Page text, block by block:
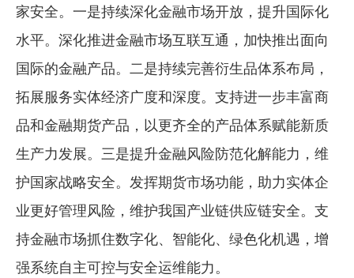
家安全。一是持续深化金融市场开放，提升国际化
水平。深化推进金融市场互联互通，加快推出面向
国际的金融产品。二是持续完善衍生品体系布局，
拓展服务实体经济广度和深度。支持进一步丰富商
品和金融期货产品，以更齐全的产品体系赋能新质
生产力发展。三是提升金融风险防范化解能力，维
护国家战略安全。发挥期货市场功能，助力实体企
业更好管理风险，维护我国产业链供应链安全。支
持金融市场抓住数字化、智能化、绿色化机遇，增
强系统自主可控与安全运维能力。